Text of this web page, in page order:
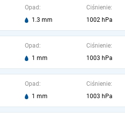
Opad:
1.3 mm
Ciśnienie:
1002 hPa
Opad:
1 mm
Ciśnienie:
1003 hPa
Opad:
1 mm
Ciśnienie:
1003 hPa